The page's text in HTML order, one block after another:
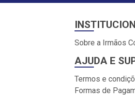
Sobre a Irmãos
AJUDA E
Termos e
Formas de